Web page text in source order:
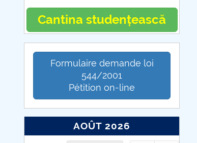
Cantina studențească
Formulaire demande loi
544/2001
Pétition on-line
AOÛT 2026